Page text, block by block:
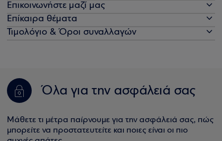
Επικοινωνήστε μαζί μας
Επίκαιρα θέματα
Τιμολόγιο & Όροι συναλλαγών
Όλα για την ασφάλειά σας
Μάθετε τι μέτρα παίρνουμε για την ασφάλειά σας, πώς
μπορείτε να προστατευτείτε και ποιες είναι οι πιο